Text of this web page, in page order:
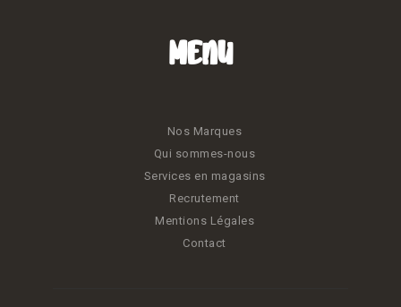
Menu
Nos Marques
Qui sommes-nous
Services en magasins
Recrutement
Mentions Légales
Contact